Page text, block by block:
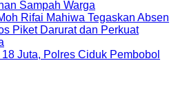
Sampah Warga
Rifai Mahiwa Tegaskan Absen
Piket Darurat dan Perkuat
Juta, Polres Ciduk Pembobol